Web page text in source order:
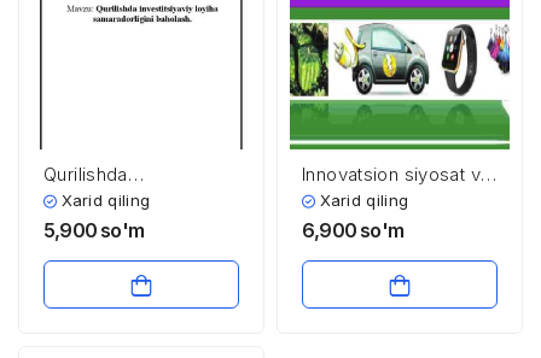
Qurilishda
investitsiyaviy loyiha
samaradorligini
Xarid qiling
5,900 so'm
Innovatsion siyosat va
innovatsion
ekosistema
Xarid qiling
6,900 so'm